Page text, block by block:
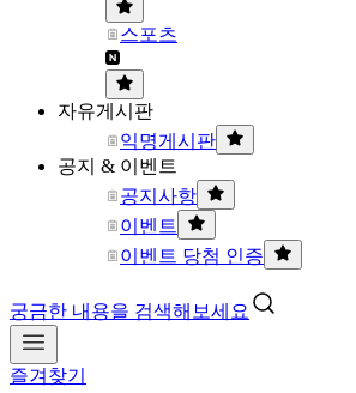
스포츠
자유게시판
익명게시판
공지 & 이벤트
공지사항
이벤트
이벤트 당첨 인증
궁금한 내용을 검색해보세요
즐겨찾기